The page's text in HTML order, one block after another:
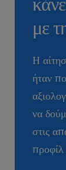
με
Η
ήταν
να
στις